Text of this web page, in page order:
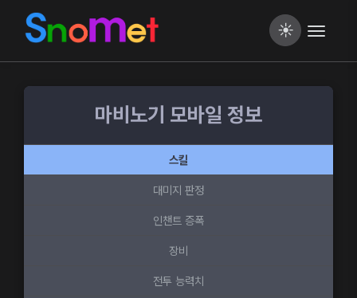
☀️
마비노기 모바일 정보
스킬
대미지 판정
인챈트 증폭
장비
전투 능력치